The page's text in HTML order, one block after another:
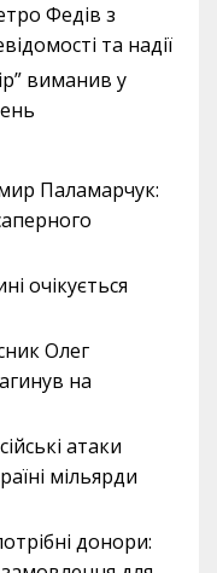
Федів з
та надії
виманив у
Паламарчук:
очікується
Олег
на
атаки
мільярди
донори: